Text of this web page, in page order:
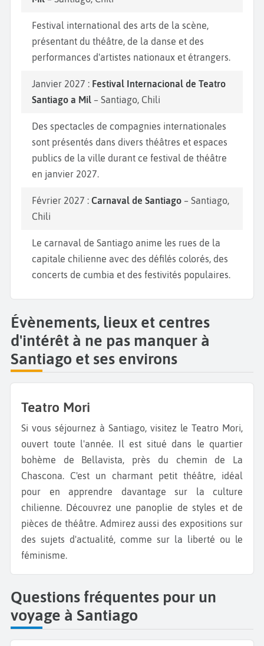
Festival international des arts de la scène,
présentant du théâtre, de la danse et des
performances d'artistes nationaux et étrangers.
Janvier 2027 : Festival Internacional de Teatro
Santiago a Mil – Santiago, Chili
Des spectacles de compagnies internationales
sont présentés dans divers théâtres et espaces
publics de la ville durant ce festival de théâtre
en janvier 2027.
Février 2027 : Carnaval de Santiago – Santiago,
Chili
Le carnaval de Santiago anime les rues de la
capitale chilienne avec des défilés colorés, des
concerts de cumbia et des festivités populaires.
Évènements, lieux et centres
d'intérêt à ne pas manquer à
Santiago et ses environs
Teatro Mori
Si vous séjournez à Santiago, visitez le Teatro Mori,
ouvert toute l'année. Il est situé dans le quartier
bohème de Bellavista, près du chemin de La
Chascona. C'est un charmant petit théâtre, idéal
pour en apprendre davantage sur la culture
chilienne. Découvrez une panoplie de styles et de
pièces de théâtre. Admirez aussi des expositions sur
des sujets d'actualité, comme sur la liberté ou le
féminisme.
Questions fréquentes pour un
voyage à Santiago